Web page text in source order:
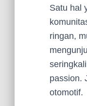
Satu hal
ringan,
passion.
otomotif.